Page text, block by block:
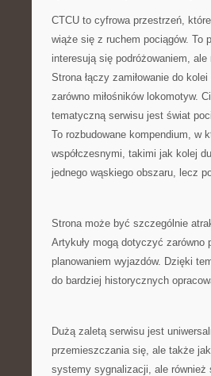
CTCU to cyfrowa przestrzeń,
wiąże się z ruchem pociągów. To
interesują się podróżowaniem,
Strona łączy zamiłowanie do
zarówno miłośników lokomotyw.
tematyczną serwisu jest świat
To rozbudowane kompendium, w
współczesnymi, takimi jak kolej
jednego wąskiego obszaru, lecz
Strona może być szczególnie
Artykuły mogą dotyczyć
planowaniem wyjazdów. Dzięki
do bardziej historycznych
Dużą zaletą serwisu jest
przemieszczania się, ale także
systemy sygnalizacji, ale również